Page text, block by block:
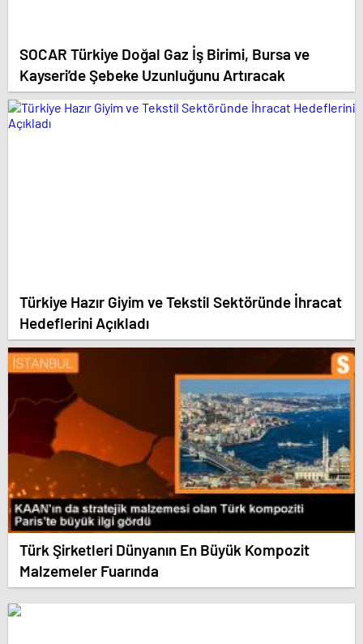
SOCAR Türkiye Doğal Gaz İş Birimi, Bursa ve
Kayseri’de Şebeke Uzunluğunu Artıracak
Türkiye Hazır Giyim ve Tekstil Sektöründe İhracat
Hedeflerini Açıkladı
Türk Şirketleri Dünyanın En Büyük Kompozit
Malzemeler Fuarında